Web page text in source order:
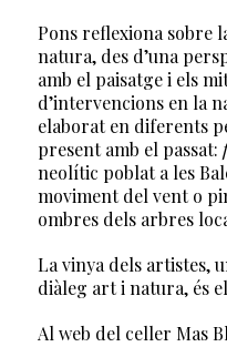
Pons reflexiona sobre
natura, des d’una
amb el paisatge i els
d’intervencions en la
elaborat en diferents
present amb el passat:
neolític poblat a les
moviment del vent o
ombres dels arbres
La vinya dels artistes,
diàleg art i natura, és
Al web del celler Mas